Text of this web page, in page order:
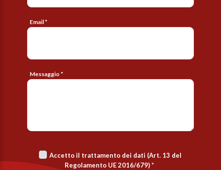
Email *
Messaggio *
Accetto il trattamento dei dati (Art. 13 del
Regolamento UE 2016/679)*